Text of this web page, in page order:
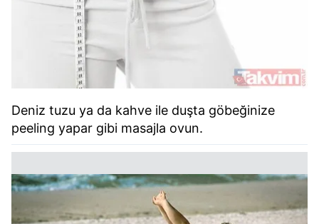
Deniz tuzu ya da kahve ile duşta göbeğinize
peeling yapar gibi masajla ovun.